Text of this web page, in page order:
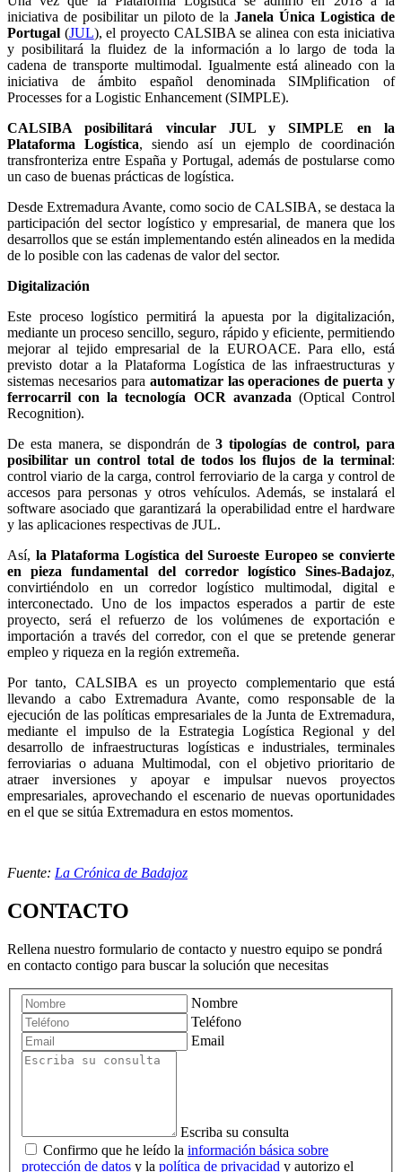
iniciativa de posibilitar un piloto de laJanela Única Logistica de
Portugal (JUL), el proyecto CALSIBA se alinea con esta iniciativa
y posibilitará la fluidez de la información a lo largo de toda la
cadena de transporte multimodal. Igualmente está alineado con la
iniciativa de ámbito español denominada SIMplification of
Processes for a Logistic Enhancement (SIMPLE).
CALSIBA posibilitará vincular JUL y SIMPLE en la
Plataforma Logística, siendo así un ejemplo de coordinación
transfronteriza entre España y Portugal, además de postularse como
un caso de buenas prácticas de logística.
Desde Extremadura Avante, como socio de CALSIBA, se destaca la
participación del sector logístico y empresarial, de manera que los
desarrollos que se están implementando estén alineados en la medida
de lo posible con las cadenas de valor del sector.
Digitalización
Este proceso logístico permitirá la apuesta por la digitalización,
mediante un proceso sencillo, seguro, rápido y eficiente, permitiendo
mejorar al tejido empresarial de la EUROACE. Para ello, está
previsto dotar a la Plataforma Logística de las infraestructuras y
sistemas necesarios para automatizar las operaciones de puerta y
ferrocarril con la tecnología OCR avanzada (Optical Control
Recognition).
De esta manera, se dispondrán de3 tipologías de control, para
posibilitar un control total de todos los flujos de la terminal:
control viario de la carga, control ferroviario de la carga y control de
accesos para personas y otros vehículos. Además, se instalará el
software asociado que garantizará la operabilidad entre el hardware
y las aplicaciones respectivas de JUL.
Así, la Plataforma Logística del Suroeste Europeo se convierte
en pieza fundamental del corredor logístico Sines-Badajoz,
convirtiéndolo en un corredor logístico multimodal, digital e
interconectado. Uno de los impactos esperados a partir de este
proyecto, será el refuerzo de los volúmenes de exportación e
importación a través del corredor, con el que se pretende generar
empleo y riqueza en la región extremeña.
Por tanto, CALSIBA es un proyecto complementario que está
llevando a cabo Extremadura Avante, como responsable de la
ejecución de las políticas empresariales de la Junta de Extremadura,
mediante el impulso de la Estrategia Logística Regional y del
desarrollo de infraestructuras logísticas e industriales, terminales
ferroviarias o aduana Multimodal, con el objetivo prioritario de
atraer inversiones y apoyar e impulsar nuevos proyectos
empresariales, aprovechando el escenario de nuevas oportunidades
en el que se sitúa Extremadura en estos momentos.
Fuente: La Crónica de Badajoz
CONTACTO
Rellena nuestro formulario de contacto y nuestro equipo se pondrá
en contacto contigo para buscar la solución que necesitas
Nombre
Teléfono
Email
Escriba su consulta
Confirmo que he leído la información básica sobre
protección de datos y la política de privacidad y autorizo el